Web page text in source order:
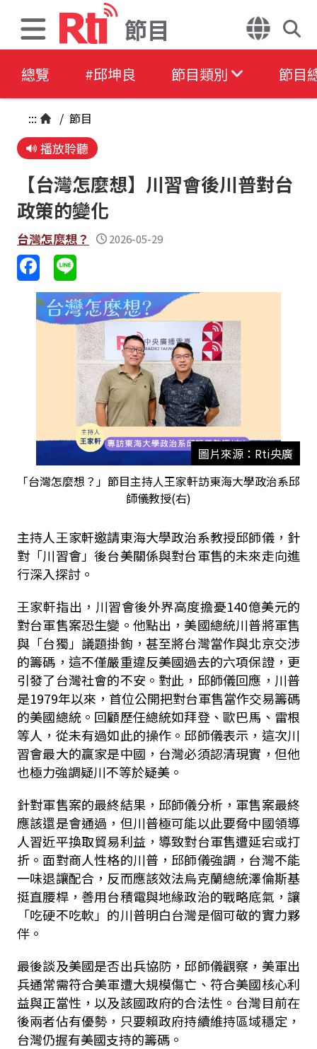
節目
總覽 #邱坤良 節目類別 節目
::: / 節目
播放聆聽
【台灣怎麼想】川習會後川普對台
政策的變化
台灣怎麼想？ 2026-05-29
圖片來源：Rti央廣
「台灣怎麼想？」節目主持人王家軒訪東海大學政治系邱
師儀教授(右)
主持人王家軒邀請東海大學政治系教授邱師儀，針
對「川習會」後台美關係與對台軍售的未來走向進
行深入探討。
王家軒指出，川習會後外界高度擔憂140億美元的
對台軍售案恐生變。他點出，美國總統川普將軍售
與「台獨」議題掛鉤，甚至將台灣當作與北京交涉
的籌碼，這不僅嚴重違反美國過去的六項保證，更
引發了台灣社會的不安。對此，邱師儀回應，川普
是1979年以來，首位公開把對台軍售當作交易籌碼
的美國總統。回顧歷任總統如拜登、歐巴馬、雷根
等人，從未有過如此的操作。邱師儀表示，這次川
習會最大的贏家是中國，台灣必須認清現實，但他
也極力強調疑川不等於疑美。
針對軍售案的最終結果，邱師儀分析，軍售案最終
應該還是會通過，但川普極可能以此要脅中國領導
人習近平換取貿易利益，導致對台軍售遭延宕或打
折。面對商人性格的川普，邱師儀強調，台灣不能
一味退讓配合，反而應該效法烏克蘭總統澤倫斯基
挺直腰桿，善用台積電與地緣政治的戰略底氣，讓
「吃硬不吃軟」的川普明白台灣是個可敬的實力夥
伴。
最後談及美國是否出兵協防，邱師儀觀察，美軍出
兵通常需符合美軍遭大規模傷亡、符合美國核心利
益與正當性，以及該國政府的合法性。台灣目前在
後兩者佔有優勢，只要賴政府持續維持區域穩定，
台灣仍握有美國支持的籌碼。